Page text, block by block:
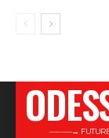
———→